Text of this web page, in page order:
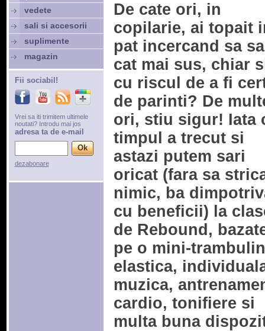
De cate ori, in
copilarie, ai topait
pat incercand sa
cat mai sus, chiar
cu riscul de a fi
de parinti? De
ori, stiu sigur! Iata
timpul a trecut si
astazi putem sari
oricat (fara sa
nimic, ba
cu beneficii) la
de Rebound,
pe o mini-
elastica,
muzica,
cardio, tonifiere si
multa buna
vedete
sali si accesorii
suplimente
magazin
Fii sociabil!
Vrei sa iti trimitem ultimele
noutati? Introdu mai jos
adresa ta de e-mail
dezabonare